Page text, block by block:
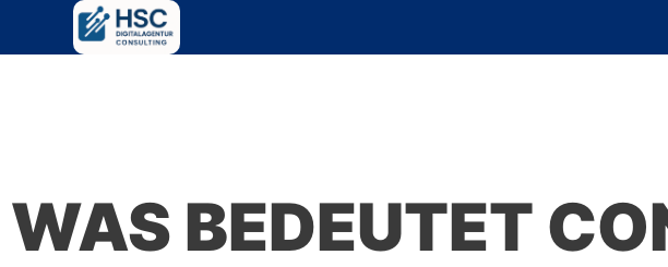
WAS BEDEUTET